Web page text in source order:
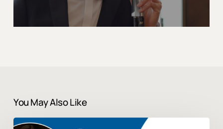
You May Also Like
BIG